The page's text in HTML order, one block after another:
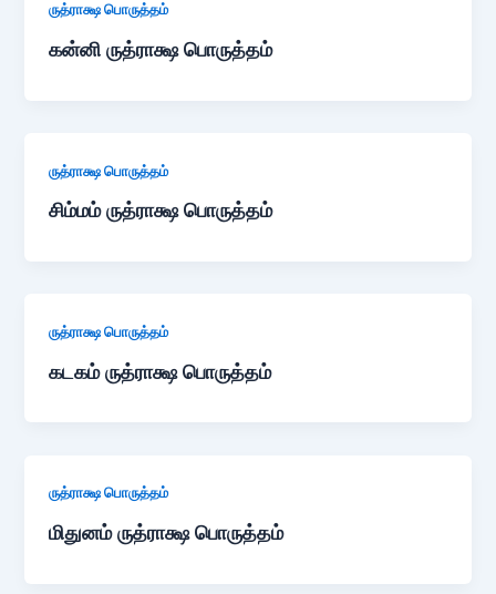
ருத்ராக்ஷ பொருத்தம்
கன்னி ருத்ராக்ஷ பொருத்தம்
ருத்ராக்ஷ பொருத்தம்
சிம்மம் ருத்ராக்ஷ பொருத்தம்
ருத்ராக்ஷ பொருத்தம்
கடகம் ருத்ராக்ஷ பொருத்தம்
ருத்ராக்ஷ பொருத்தம்
மிதுனம் ருத்ராக்ஷ பொருத்தம்